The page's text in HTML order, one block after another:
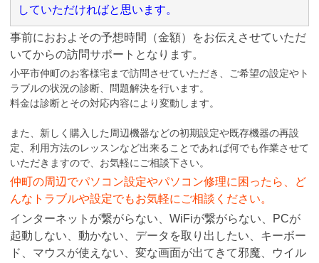
していただければと思います。
事前におおよその予想時間（金額）をお伝えさせていただ
いてからの訪問サポートとなります。
小平市仲町のお客様宅まで訪問させていただき、ご希望の設定やト
ラブルの状況の診断、問題解決を行います。
料金は診断とその対応内容により変動します。
また、新しく購入した周辺機器などの初期設定や既存機器の再設
定、利用方法のレッスンなど出来ることであれば何でも作業させて
いただきますので、お気軽にご相談下さい。
仲町の周辺でパソコン設定やパソコン修理に困ったら、ど
んなトラブルや設定でもお気軽にご相談ください。
インターネットが繋がらない、WiFiが繋がらない、PCが
起動しない、動かない、データを取り出したい、キーボー
ド、マウスが使えない、変な画面が出てきて邪魔、ウイル